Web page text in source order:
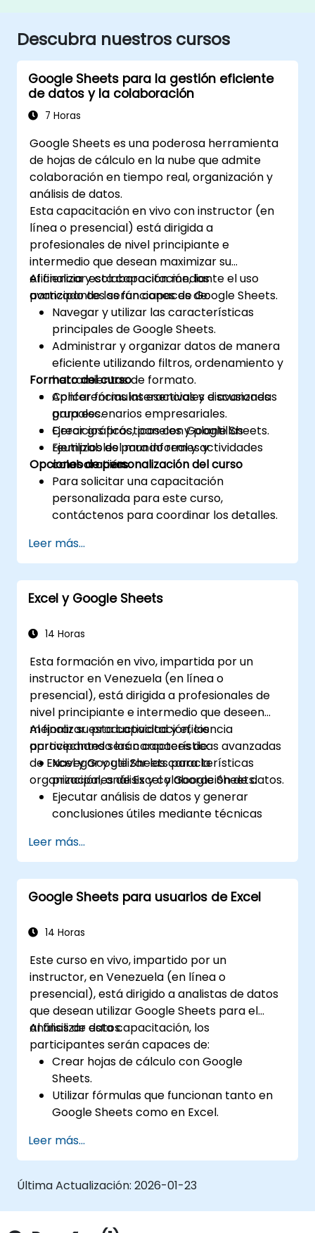
Descubra nuestros cursos
Google Sheets para la gestión eficiente
de datos y la colaboración
7 Horas
Google Sheets es una poderosa herramienta
de hojas de cálculo en la nube que admite
colaboración en tiempo real, organización y
análisis de datos.
Esta capacitación en vivo con instructor (en
línea o presencial) está dirigida a
profesionales de nivel principiante e
intermedio que desean maximizar su
eficiencia y colaboración mediante el uso
avanzado de las funciones de Google Sheets.
Al finalizar esta capacitación, los
participantes serán capaces de:
Navegar y utilizar las características
principales de Google Sheets.
Administrar y organizar datos de manera
eficiente utilizando filtros, ordenamiento y
herramientas de formato.
Aplicar fórmulas esenciales e avanzadas
para escenarios empresariales.
Crear gráficos, paneles y plantillas
reutilizables para informes y
colaboración.
Formato del curso
Conferencias interactivas y discusiones
grupales.
Ejercicios prácticos con Google Sheets.
Ejemplos del mundo real y actividades
colaborativas.
Opciones de personalización del curso
Para solicitar una capacitación
personalizada para este curso,
contáctenos para coordinar los detalles.
Leer más...
Excel y Google Sheets
14 Horas
Esta formación en vivo, impartida por un
instructor en Venezuela (en línea o
presencial), está dirigida a profesionales de
nivel principiante e intermedio que deseen
mejorar su productividad y eficiencia
aprovechando las características avanzadas
de Excel y Google Sheets para la
organización, análisis y colaboración de datos.
Al finalizar esta capacitación, los
participantes serán capaces de:
Navegar y utilizar las características
principales de Excel y Google Sheets.
Ejecutar análisis de datos y generar
conclusiones útiles mediante técnicas
Colaborar en tiempo real usando Google
Sheets para facilitar el trabajo en equipo.
Crear plantillas reutilizables para
informes, seguimiento y gestión de
Leer más...
Google Sheets para usuarios de Excel
14 Horas
Este curso en vivo, impartido por un
instructor, en Venezuela (en línea o
presencial), está dirigido a analistas de datos
que desean utilizar Google Sheets para el
análisis de datos.
Al finalizar esta capacitación, los
participantes serán capaces de:
Crear hojas de cálculo con Google
Sheets.
Utilizar fórmulas que funcionan tanto en
Google Sheets como en Excel.
datos.
Crear visualizaciones de datos con
gráficos e imágenes.
Leer más...
Última Actualización: 2026-01-23